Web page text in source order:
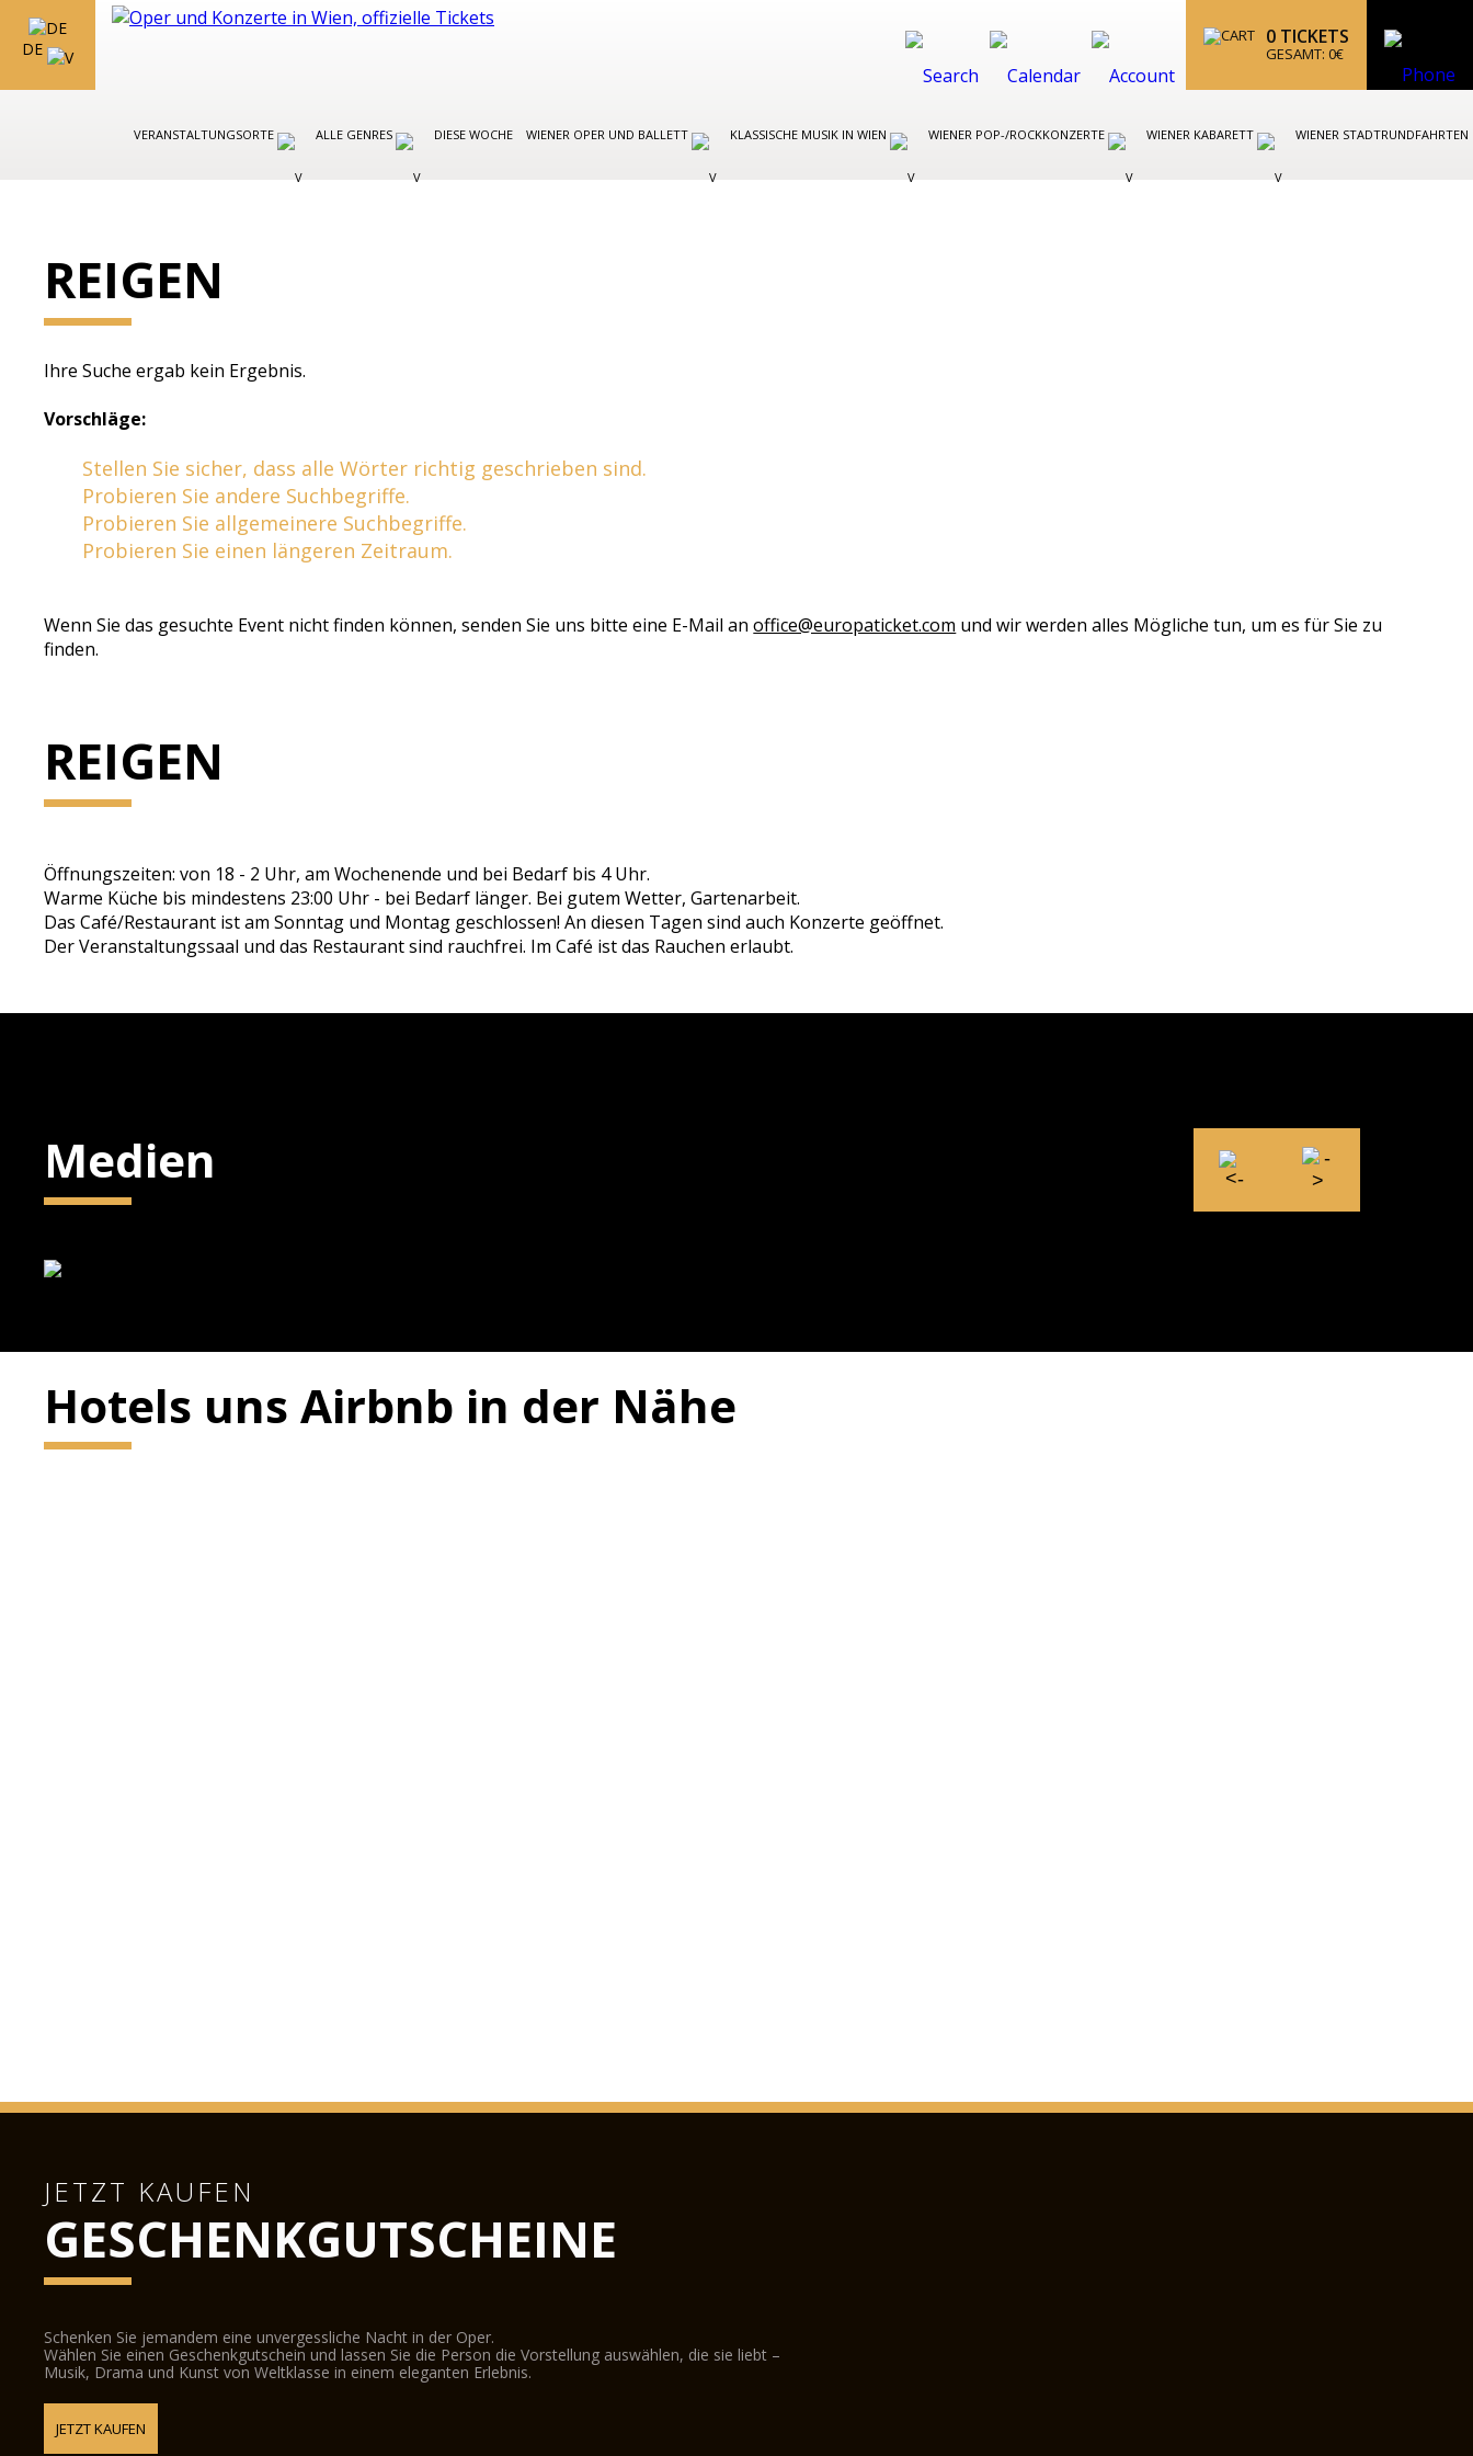
DE
0 TICKETS
GESAMT: 0€
VERANSTALTUNGSORTE ALLE GENRES DIESE WOCHE WIENER OPER UND BALLETT KLASSISCHE MUSIK IN WIEN WIENER POP-/ROCKKONZERTE WIENER KABARETT WIENER STADTRUNDFAHRTEN
REIGEN
Ihre Suche ergab kein Ergebnis.
Vorschläge:
Stellen Sie sicher, dass alle Wörter richtig geschrieben sind.
Probieren Sie andere Suchbegriffe.
Probieren Sie allgemeinere Suchbegriffe.
Probieren Sie einen längeren Zeitraum.
Wenn Sie das gesuchte Event nicht finden können, senden Sie uns bitte eine E-Mail anoffice@europaticket.com und wir werden alles Mögliche tun, um es für Sie zu
finden.
REIGEN
Öffnungszeiten: von 18 - 2 Uhr, am Wochenende und bei Bedarf bis 4 Uhr.
Warme Küche bis mindestens 23:00 Uhr - bei Bedarf länger. Bei gutem Wetter, Gartenarbeit.
Das Café/Restaurant ist am Sonntag und Montag geschlossen! An diesen Tagen sind auch Konzerte geöffnet.
Der Veranstaltungssaal und das Restaurant sind rauchfrei. Im Café ist das Rauchen erlaubt.
Medien
Hotels uns Airbnb in der Nähe
JETZT KAUFEN
GESCHENKGUTSCHEINE
Schenken Sie jemandem eine unvergessliche Nacht in der Oper.
Wählen Sie einen Geschenkgutschein und lassen Sie die Person die Vorstellung auswählen, die sie liebt –
Musik, Drama und Kunst von Weltklasse in einem eleganten Erlebnis.
JETZT KAUFEN